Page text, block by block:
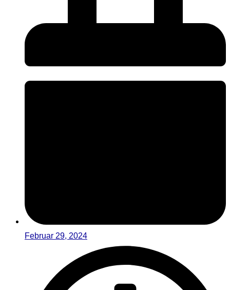
Februar 29, 2024